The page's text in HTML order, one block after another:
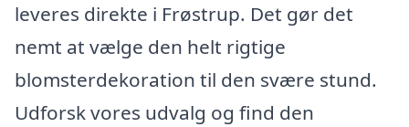
leveres direkte i Frøstrup. Det gør det
nemt at vælge den helt rigtige
blomsterdekoration til den svære stund.
Udforsk vores udvalg og find den